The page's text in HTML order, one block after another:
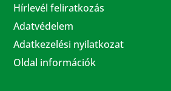
Hírlevél feliratkozás
Adatvédelem
Adatkezelési nyilatkozat
Oldal információk